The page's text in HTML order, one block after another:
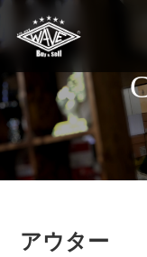
アウター